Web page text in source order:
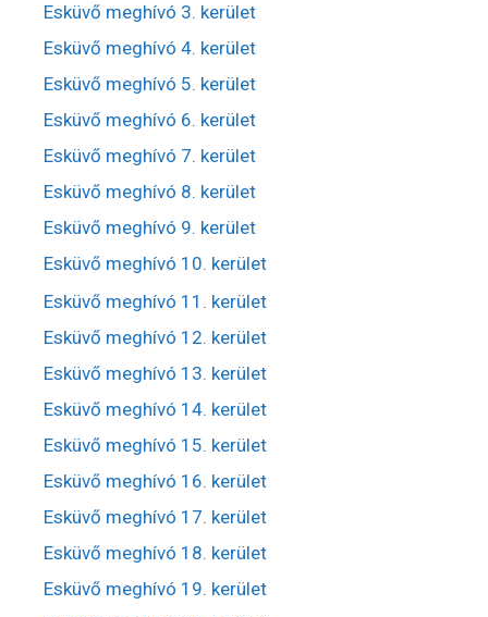
Esküvő meghívó 3. kerület
Esküvő meghívó 4. kerület
Esküvő meghívó 5. kerület
Esküvő meghívó 6. kerület
Esküvő meghívó 7. kerület
Esküvő meghívó 8. kerület
Esküvő meghívó 9. kerület
Esküvő meghívó 10. kerület
Esküvő meghívó 11. kerület
Esküvő meghívó 12. kerület
Esküvő meghívó 13. kerület
Esküvő meghívó 14. kerület
Esküvő meghívó 15. kerület
Esküvő meghívó 16. kerület
Esküvő meghívó 17. kerület
Esküvő meghívó 18. kerület
Esküvő meghívó 19. kerület